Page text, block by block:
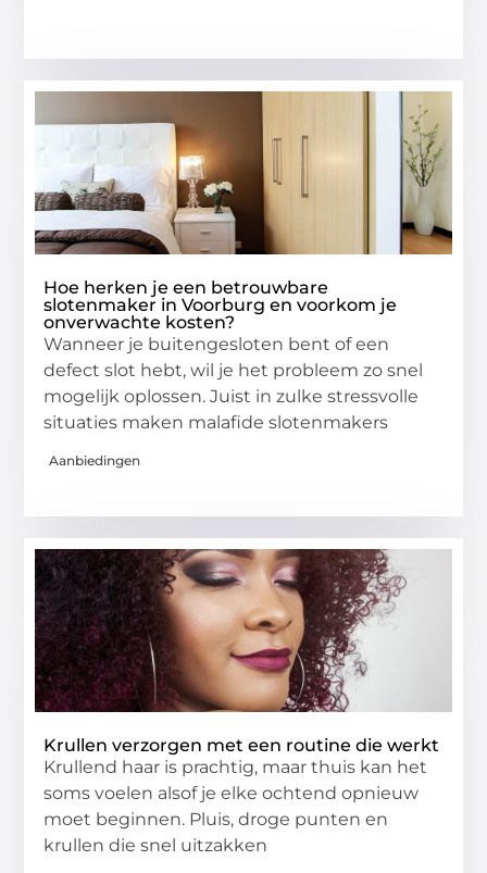
Hoe herken je een betrouwbare
slotenmaker in Voorburg en voorkom je
onverwachte kosten?
Wanneer je buitengesloten bent of een
defect slot hebt, wil je het probleem zo snel
mogelijk oplossen. Juist in zulke stressvolle
situaties maken malafide slotenmakers
Aanbiedingen
Krullen verzorgen met een routine die werkt
Krullend haar is prachtig, maar thuis kan het
soms voelen alsof je elke ochtend opnieuw
moet beginnen. Pluis, droge punten en
krullen die snel uitzakken